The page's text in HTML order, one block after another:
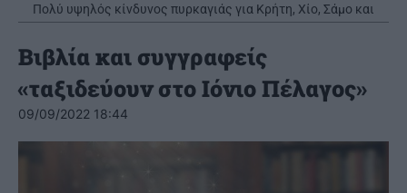
Πολύ υψηλός κίνδυνος πυρκαγιάς για Κρήτη, Χίο, Σάμο και
Ικαρία – Σε «Red Code» παραμένει η Αττική
Βιβλία και συγγραφείς
«ταξιδεύουν στο Ιόνιο Πέλαγος»
09/09/2022 18:44